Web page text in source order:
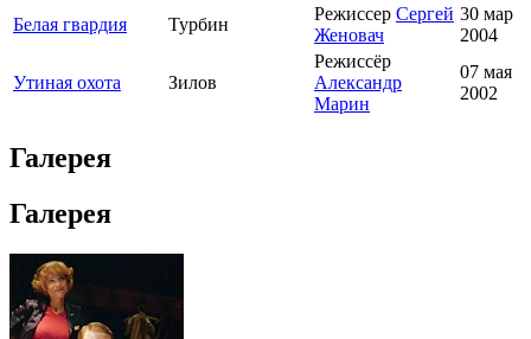
Белая гвардия
Турбин
Режиссер Сергей
Женовач
30 мар
2004
Утиная охота Зилов
Режиссёр
Александр
Марин
07 мая
2002
Галерея
Галерея